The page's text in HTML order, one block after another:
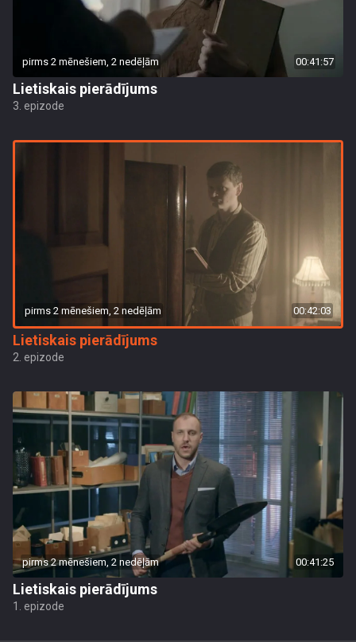
pirms 2 mēnešiem, 2 nedēļām 00:41:57
Lietiskais pierādījums
3. epizode
pirms 2 mēnešiem, 2 nedēļām 00:42:03
Lietiskais pierādījums
2. epizode
pirms 2 mēnešiem, 2 nedēļām 00:41:25
Lietiskais pierādījums
1. epizode